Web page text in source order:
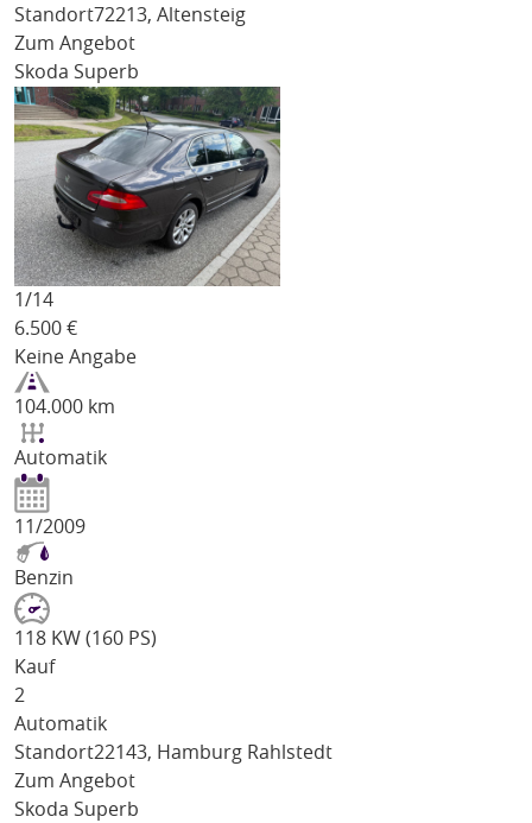
Standort72213, Altensteig
Zum Angebot
Skoda Superb
1/14
6.500 €
Keine Angabe
104.000 km
Automatik
11/2009
Benzin
118 KW (160 PS)
Kauf
2
Automatik
Standort22143, Hamburg Rahlstedt
Zum Angebot
Skoda Superb